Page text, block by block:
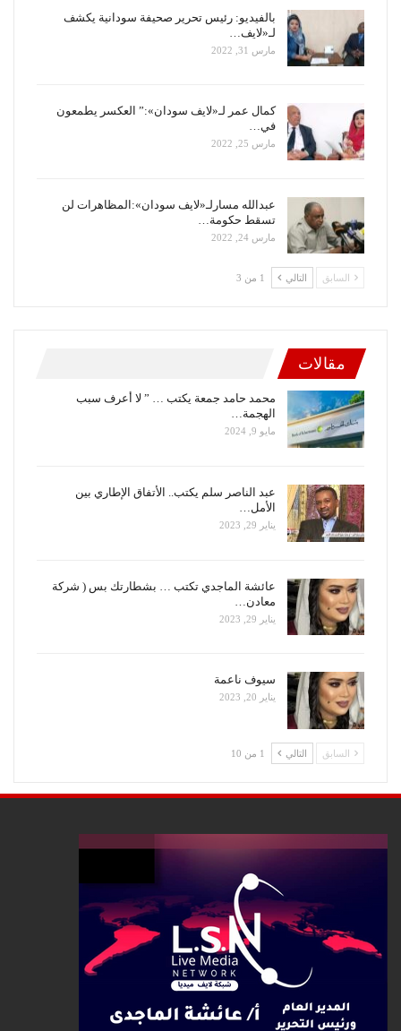
بالفيديو: رئيس تحرير صحيفة سودانية يكشف
لـ«لايف…
مارس 31, 2022
كمال عمر لـ«لايف سودان»:” العكسر يطمعون
في…
مارس 25, 2022
عبدالله مسارلـ«لايف سودان»:المظاهرات لن
تسقط حكومة…
مارس 24, 2022
السابق التالي 1 من 3
مقالات
محمد حامد جمعة يكتب … ” لا أعرف سبب
الهجمة…
مايو 9, 2024
عبد الناصر سلم يكتب.. الأتفاق الإطاري بين
الأمل…
يناير 29, 2023
عائشة الماجدي تكتب … بشطارتك بس ( شركة
معادن…
يناير 29, 2023
سيوف ناعمة
يناير 20, 2023
السابق التالي 1 من 10